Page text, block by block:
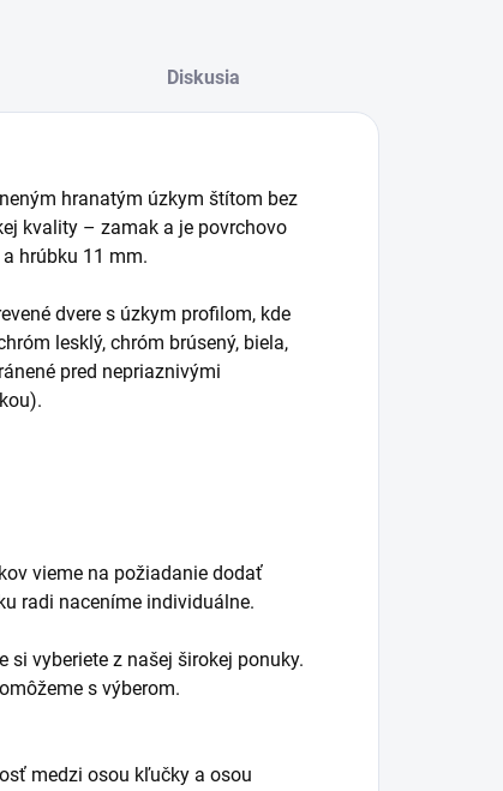
Diskusia
hranatým úzkym štítom bez
kvality – zamak a je povrchovo
hrúbku 11 mm.
dvere s úzkym profilom, kde
lesklý, chróm brúsený, biela,
pred nepriaznivými
vieme na požiadanie dodať
radi naceníme individuálne.
si vyberiete z našej širokej ponuky.
s výberom.
medzi osou kľučky a osou